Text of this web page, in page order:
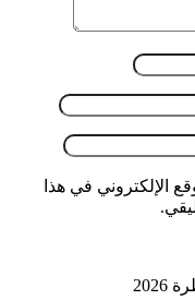
الإلكتروني في هذا